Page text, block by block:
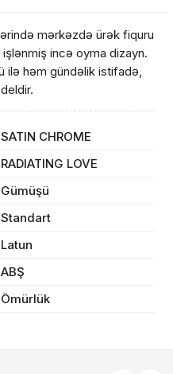
mərkəzdə ürək fiquru
incə oyma dizayn.
ilə həm gündəlik istifadə,
SATIN CHROME
RADIATING LOVE
Gümüşü
Standart
Latun
ABŞ
Ömürlük
edildi